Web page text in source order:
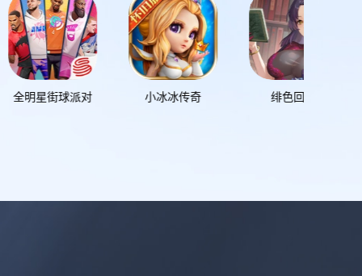
小冰冰传奇 绯色回响
元气骑士前传